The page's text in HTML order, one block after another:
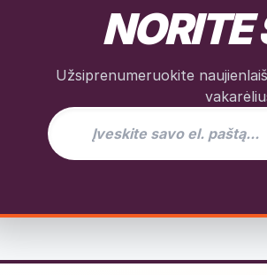
NORITE
Užsiprenumeruokite
El. pašto adresas naujienlaiškiui